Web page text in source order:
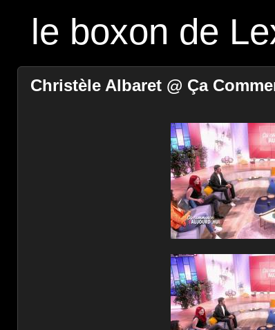
le boxon de
Christèle Albaret @ Ça